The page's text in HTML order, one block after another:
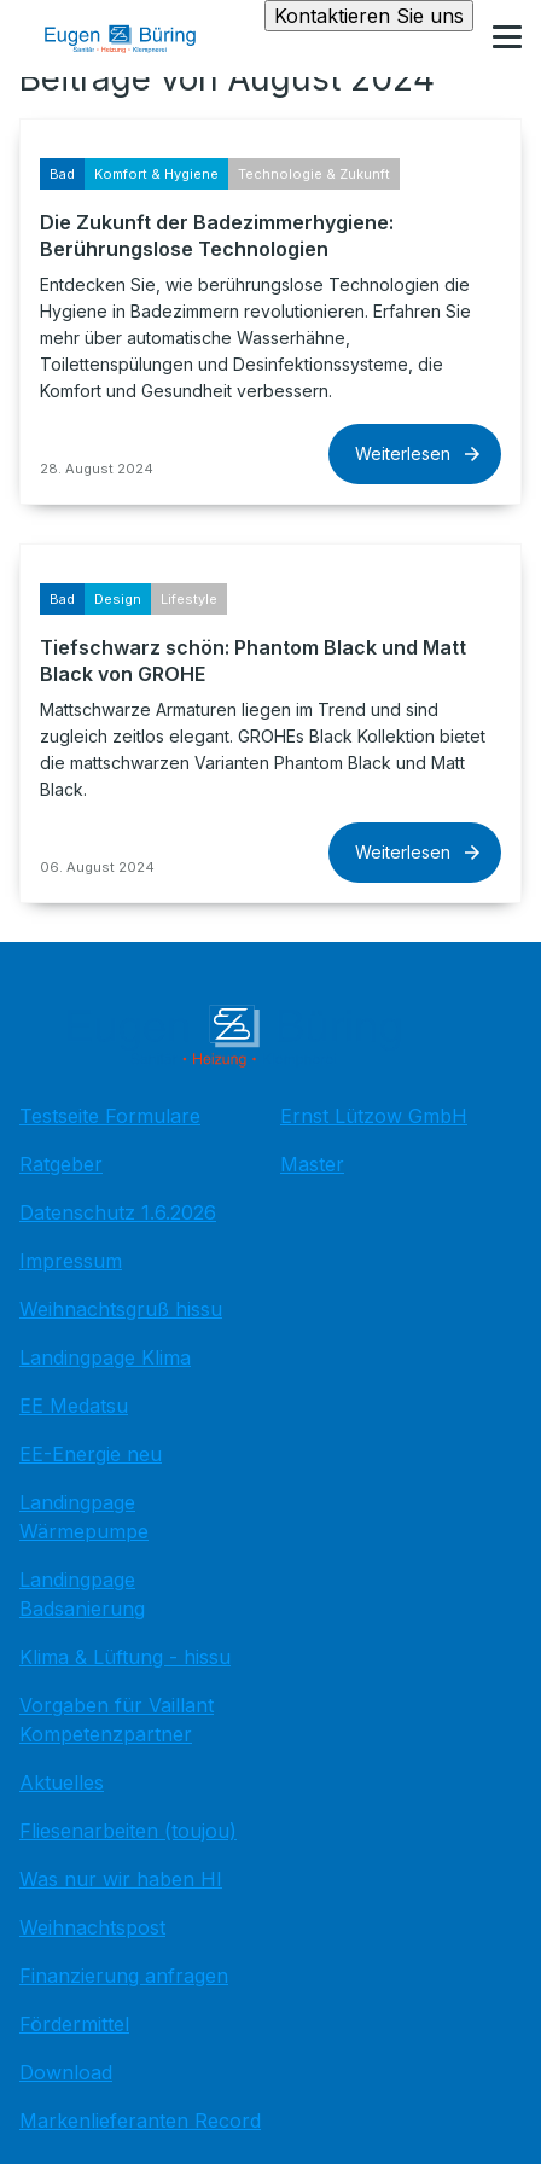
Kontaktieren Sie uns
Beiträge von August 2024
Bad Komfort & Hygiene Technologie & Zukunft
Die Zukunft der Badezimmerhygiene:
Berührungslose Technologien
Entdecken Sie, wie berührungslose Technologien die
Hygiene in Badezimmern revolutionieren. Erfahren Sie
mehr über automatische Wasserhähne,
Toilettenspülungen und Desinfektionssysteme, die
Komfort und Gesundheit verbessern.
28. August 2024
Weiterlesen
Bad Design Lifestyle
Tiefschwarz schön: Phantom Black und Matt
Black von GROHE
Mattschwarze Armaturen liegen im Trend und sind
zugleich zeitlos elegant. GROHEs Black Kollektion bietet
die mattschwarzen Varianten Phantom Black und Matt
Black.
06. August 2024
Weiterlesen
Testseite Formulare
Ratgeber
Datenschutz 1.6.2026
Impressum
Weihnachtsgruß hissu
Landingpage Klima
EE Medatsu
EE-Energie neu
Landingpage
Wärmepumpe
Landingpage
Badsanierung
Klima & Lüftung - hissu
Vorgaben für Vaillant
Kompetenzpartner
Aktuelles
Fliesenarbeiten (toujou)
Was nur wir haben HI
Weihnachtspost
Finanzierung anfragen
Fördermittel
Download
Markenlieferanten Record
Ernst Lützow GmbH
Master